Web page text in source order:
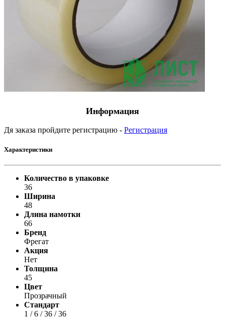
Информация
Дя заказа пройдите регистрацию - Регистрация
Характеристики
Количество в упаковке
36
Ширина
48
Длина намотки
66
Бренд
Фрегат
Акция
Нет
Толщина
45
Цвет
Прозрачный
Стандарт
1 / 6 / 36 / 36